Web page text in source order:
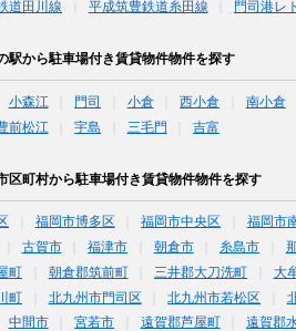
道田川線
平成筑豊鉄道糸田線 門司港レ
駅から駐車場付き賃貸物件物件を探す
小森江 門司 小倉 西小倉 南小倉
前松江 宇島 三毛門 吉富
区町村から駐車場付き賃貸物件物件を探す
福岡市博多区 福岡市中央区 福岡市
古賀市 福津市 朝倉市 糸島市
町
朝倉郡筑前町 三井郡大刀洗町 大
町
北九州市門司区 北九州市若松区
中間市 宮若市 遠賀郡芦屋町 遠賀郡